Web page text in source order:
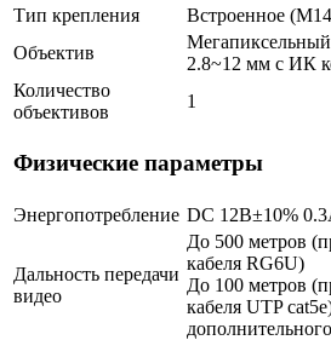
Тип крепления
Встроенное
Объектив
2.8~12 мм c ИК
Количество
объективов
1
Физические параметры
Энергопотребление DC 12В±10%
Дальность передачи
видео
До 500 метров
кабеля RG6U)
До 100 метров
кабеля UTP